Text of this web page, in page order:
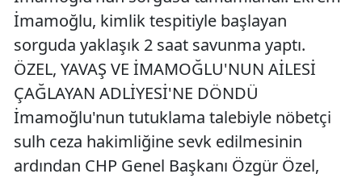
İmamoğlu, kimlik tespitiyle başlayan
sorguda yaklaşık 2 saat savunma yaptı.
ÖZEL, YAVAŞ VE İMAMOĞLU'NUN AİLESİ
ÇAĞLAYAN ADLİYESİ'NE DÖNDÜ
İmamoğlu'nun tutuklama talebiyle nöbetçi
sulh ceza hakimliğine sevk edilmesinin
ardından CHP Genel Başkanı Özgür Özel,